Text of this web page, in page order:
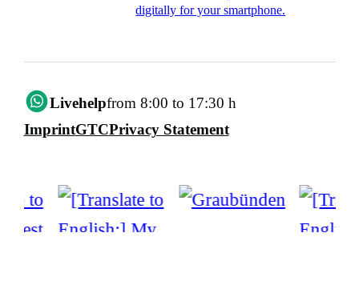
digitally for your smartphone.
Livehelpfrom 8:00 to 17:30 h
ImprintGTCPrivacy Statement